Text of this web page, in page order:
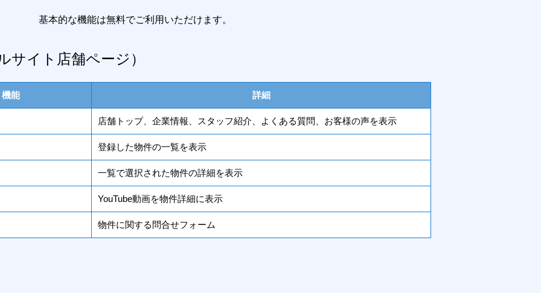
基本的な機能は無料でご利用いただけます。
サイト店舗ページ）
機能 詳細
店舗トップ、企業情報、スタッフ紹介、よくある質問、お客様の声を表示
登録した物件の一覧を表示
一覧で選択された物件の詳細を表示
YouTube動画を物件詳細に表示
物件に関する問合せフォーム